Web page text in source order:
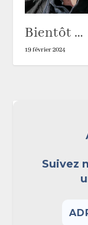
Bientôt …
19 février 2024
Suivez